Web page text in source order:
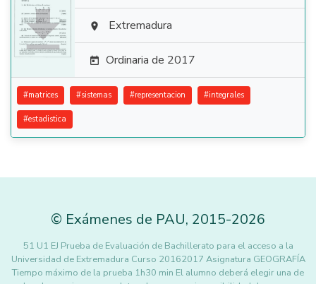
  Extremadura
 Ordinaria de 2017
#matrices #sistemas #representacion #integrales
#estadistica
© Exámenes de PAU, 2015-2026
51 U1 EJ Prueba de Evaluación de Bachillerato para el acceso a la
Universidad de Extremadura Curso 20162017 Asignatura GEOGRAFÍA
Tiempo máximo de la prueba 1h30 min El alumno deberá elegir una de